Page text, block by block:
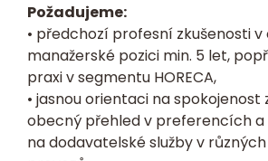
Požadujeme:
• předchozí profesní zkušenosti v
manažerské pozici min. 5 let,
praxi v segmentu HORECA,
• jasnou orientaci na spokojenost
obecný přehled v preferencích
na dodavatelské služby v